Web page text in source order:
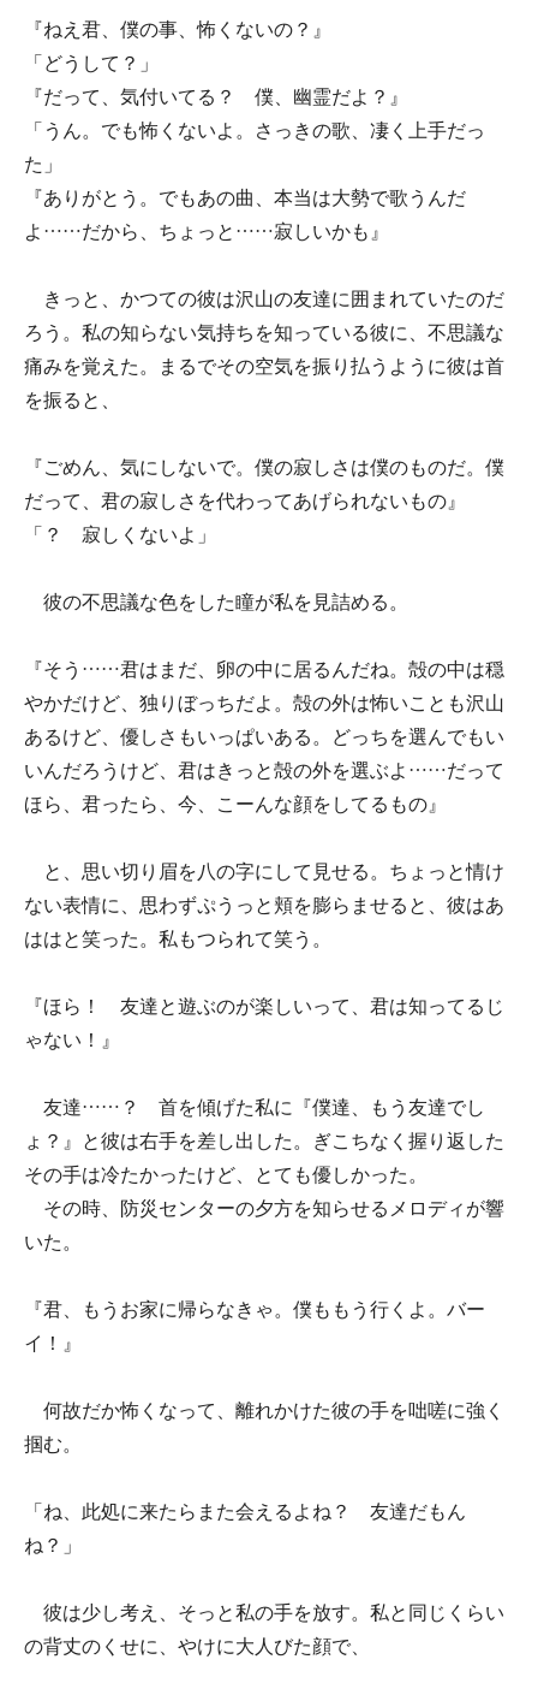
『ねえ君、僕の事、怖くないの？』
「どうして？」
『だって、気付いてる？ 僕、幽霊だよ？』
「うん。でも怖くないよ。さっきの歌、凄く上手だっ
た」
『ありがとう。でもあの曲、本当は大勢で歌うんだ
よ……だから、ちょっと……寂しいかも』
きっと、かつての彼は沢山の友達に囲まれていたのだ
ろう。私の知らない気持ちを知っている彼に、不思議な
痛みを覚えた。まるでその空気を振り払うように彼は首
を振ると、
『ごめん、気にしないで。僕の寂しさは僕のものだ。僕
だって、君の寂しさを代わってあげられないもの』
「？ 寂しくないよ」
彼の不思議な色をした瞳が私を見詰める。
『そう……君はまだ、卵の中に居るんだね。殻の中は穏
やかだけど、独りぼっちだよ。殻の外は怖いことも沢山
あるけど、優しさもいっぱいある。どっちを選んでもい
いんだろうけど、君はきっと殻の外を選ぶよ……だって
ほら、君ったら、今、こーんな顔をしてるもの』
と、思い切り眉を八の字にして見せる。ちょっと情け
ない表情に、思わずぷうっと頬を膨らませると、彼はあ
ははと笑った。私もつられて笑う。
『ほら！ 友達と遊ぶのが楽しいって、君は知ってるじ
ゃない！』
友達……？ 首を傾げた私に『僕達、もう友達でし
ょ？』と彼は右手を差し出した。ぎこちなく握り返した
その手は冷たかったけど、とても優しかった。
その時、防災センターの夕方を知らせるメロディが響
いた。
『君、もうお家に帰らなきゃ。僕ももう行くよ。バー
イ！』
何故だか怖くなって、離れかけた彼の手を咄嗟に強く
掴む。
「ね、此処に来たらまた会えるよね？ 友達だもん
ね？」
彼は少し考え、そっと私の手を放す。私と同じくらい
の背丈のくせに、やけに大人びた顔で、